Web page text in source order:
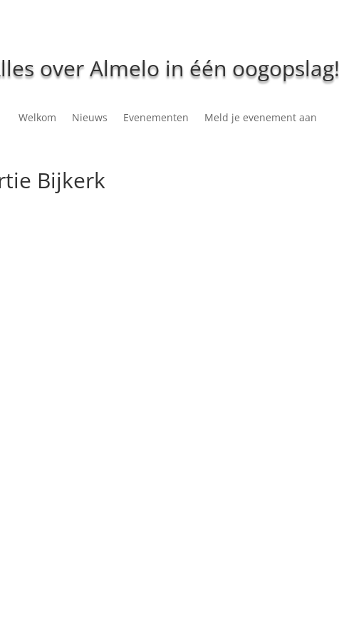
over Almelo in één oogopslag!
Welkom Nieuws Evenementen Meld je evenement aan
Bijkerk